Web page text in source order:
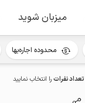
میزبان شوید
تعداد نفراترا انتخاب نمایید
محدوده اجاره‌بها